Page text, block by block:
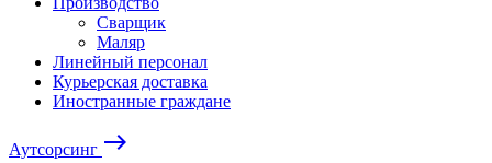
Сварщик
Маляр
Линейный персонал
Курьерская доставка
Иностранные граждане
Аутсорсинг east